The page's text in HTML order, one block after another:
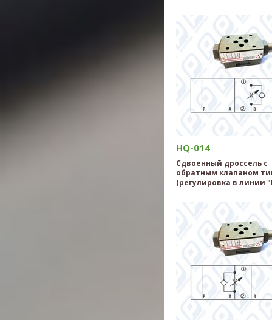
HQ-014
Сдвоенный дроссель с
обратным клапаном
(регулировка в линии